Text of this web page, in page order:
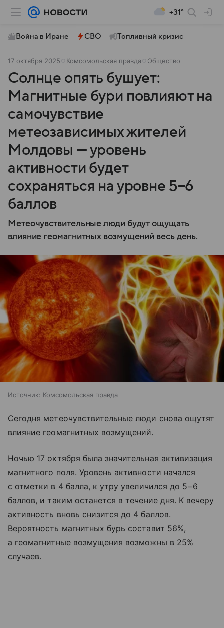
+31°
Война в Иране СВО Топливный кризис
17 октября 2025 Комсомольская правда Общество
Солнце опять бушует:
Магнитные бури повлияют на
самочувствие
метеозависимых жителей
Молдовы — уровень
активности будет
сохраняться на уровне 5−6
баллов
Метеочувствительные люди будут ощущать
влияние геомагнитных возмущений весь день.
Источник: Комсомольская правда
Сегодня метеочувствительные люди снова ощутят
влияние геомагнитных возмущений.
Ночью 17 октября была значительная активизация
магнитного поля. Уровень активности начался
с отметки в 4 балла, к утру увеличился до 5−6
баллов, и таким останется в течение дня. К вечеру
активность вновь снизится до 4 баллов.
Вероятность магнитных бурь составит 56%,
а геомагнитные возмущения возможны в 25%
случаев.